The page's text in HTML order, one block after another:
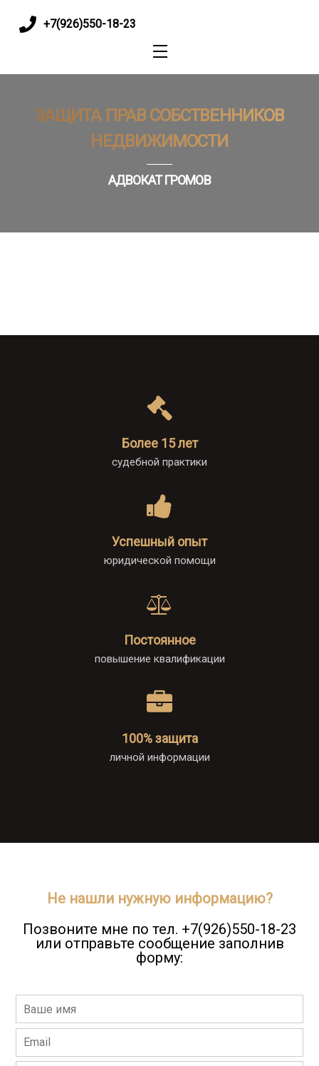
+7(926)550-18-23
n
ЗАЩИТА ПРАВ СОБСТВЕННИКОВ
НЕДВИЖИМОСТИ
АДВОКАТ ГРОМОВ
Более 15 лет
судебной практики
Успешный опыт
юридической помощи
Постоянное
повышение квалификации
100% защита
личной информации
Не нашли нужную информацию?
Позвоните мне по тел. +7(926)550-18-23
или отправьте сообщение заполнив
форму: